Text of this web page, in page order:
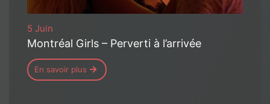
5 Juin
Montréal Girls – Perverti à l’arrivée
En savoir plus